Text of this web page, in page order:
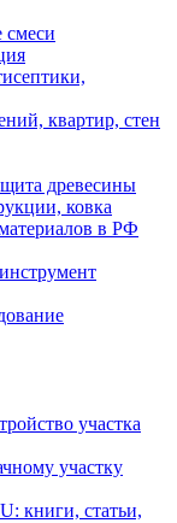
смеси
квартир, стен
древесины
ковка
в РФ
участка
участку
книги, статьи,